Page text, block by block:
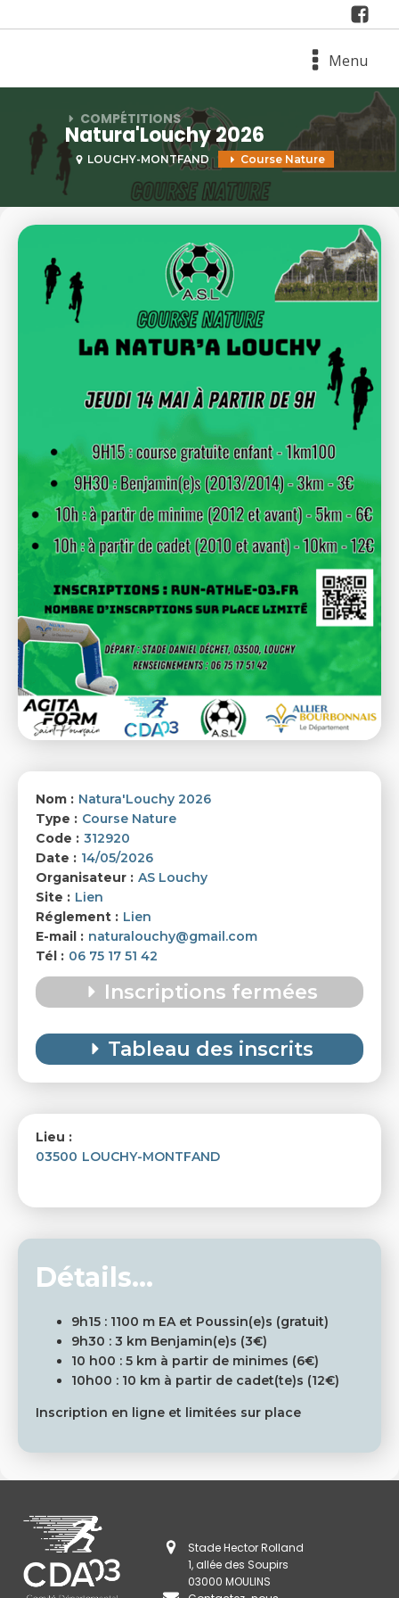
Menu
COMPÉTITIONS
Natura'Louchy 2026
LOUCHY-MONTFAND Course Nature
Nom : Natura'Louchy 2026
Type : Course Nature
Code : 312920
Date : 14/05/2026
Organisateur : AS Louchy
Site : Lien
Réglement : Lien
E-mail : naturalouchy@gmail.com
Tél : 06 75 17 51 42
Inscriptions fermées
Tableau des inscrits
Lieu :
03500 LOUCHY-MONTFAND
Détails...
9h15 : 1100 m EA et Poussin(e)s (gratuit)
9h30 : 3 km Benjamin(e)s (3€)
10 h00 : 5 km à partir de minimes (6€)
10h00 : 10 km à partir de cadet(te)s (12€)
Inscription en ligne et limitées sur place
Stade Hector Rolland
1, allée des Soupirs
03000 MOULINS